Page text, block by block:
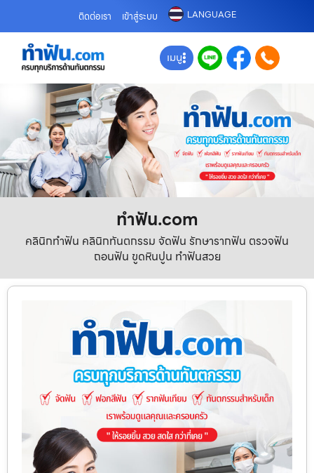
ติดต่อเรา เข้าสู่ระบบ LANGUAGE
เมนู
ทําฟัน.com
คลินิกทำฟัน คลินิกทันตกรรม จัดฟัน รักษารากฟัน ตรวจฟัน
ถอนฟัน ขูดหินปูน ทำฟันสวย